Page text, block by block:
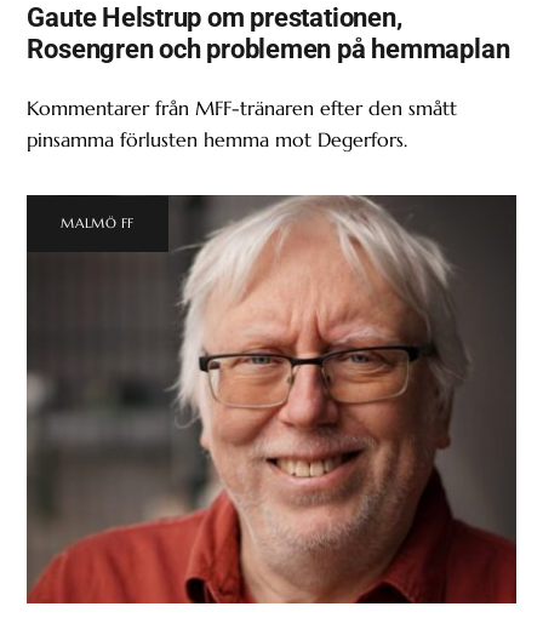
Gaute Helstrup om prestationen,
Rosengren och problemen på hemmaplan
Kommentarer från MFF-tränaren efter den smått
pinsamma förlusten hemma mot Degerfors.
MALMÖ FF